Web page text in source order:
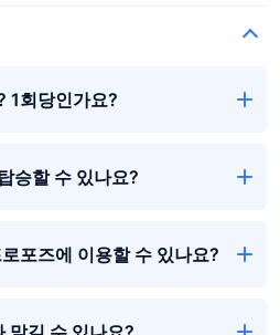
해주세요
＋¥150,000
1회당인가요?
승할 수 있나요?
포즈에 이용할 수 있나요?